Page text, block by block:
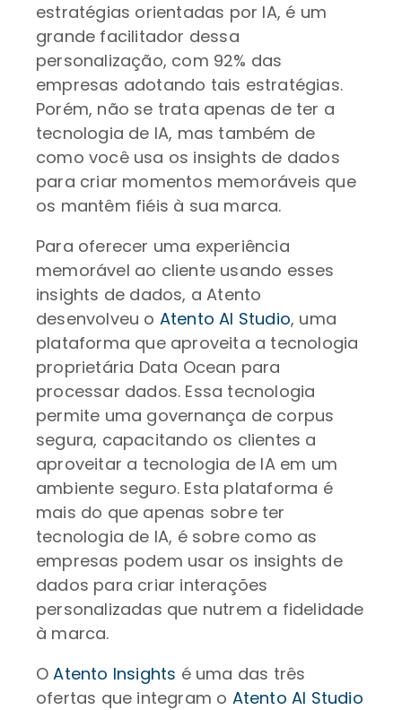
estratégias orientadas por IA, é um
grande facilitador dessa
personalização, com 92% das
empresas adotando tais estratégias.
Porém, não se trata apenas de ter a
tecnologia de IA, mas também de
como você usa os insights de dados
para criar momentos memoráveis que
os mantêm fiéis à sua marca.
Para oferecer uma experiência
memorável ao cliente usando esses
insights de dados, a Atento
desenvolveu o Atento AI Studio, uma
plataforma que aproveita a tecnologia
proprietária Data Ocean para
processar dados. Essa tecnologia
permite uma governança de corpus
segura, capacitando os clientes a
aproveitar a tecnologia de IA em um
ambiente seguro. Esta plataforma é
mais do que apenas sobre ter
tecnologia de IA, é sobre como as
empresas podem usar os insights de
dados para criar interações
personalizadas que nutrem a fidelidade
à marca.
OAtento Insights é uma das três
ofertas que integram o Atento AI Studio